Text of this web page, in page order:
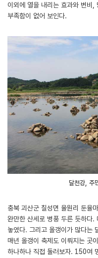
이외에 열을 내리는 효과와 변비
부족함이 없어 보인다.
달천강, 주
충북 괴산군 칠성면 율원리 둔율
완만한 산세로 병풍 두른 듯하다.
놓였다. 그리고 올갱이가 많다는
매년 올갱이 축제도 이뤄지는 곳
하나하나 직접 둘러보자. 150여